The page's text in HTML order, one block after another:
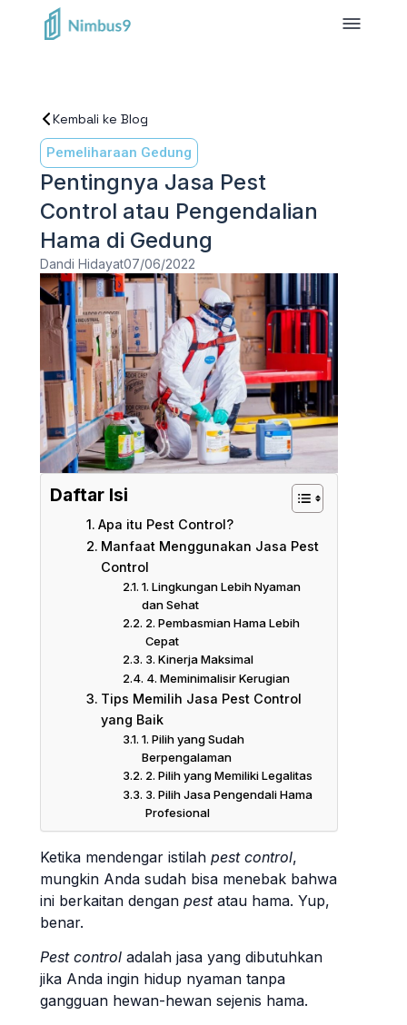
Kembali ke Blog
Pemeliharaan Gedung
Pentingnya Jasa Pest
Control atau Pengendalian
Hama di Gedung
Dandi Hidayat07/06/2022
Daftar Isi
Apa itu Pest Control?
Manfaat Menggunakan Jasa Pest
Control
1. Lingkungan Lebih Nyaman
dan Sehat
2. Pembasmian Hama Lebih
Cepat
3. Kinerja Maksimal
4. Meminimalisir Kerugian
Tips Memilih Jasa Pest Control
yang Baik
1. Pilih yang Sudah
Berpengalaman
2. Pilih yang Memiliki Legalitas
3. Pilih Jasa Pengendali Hama
Profesional
Ketika mendengar istilah pest control,
mungkin Anda sudah bisa menebak bahwa
ini berkaitan dengan pest atau hama. Yup,
benar.
Pest control adalah jasa yang dibutuhkan
jika Anda ingin hidup nyaman tanpa
gangguan hewan-hewan sejenis hama.